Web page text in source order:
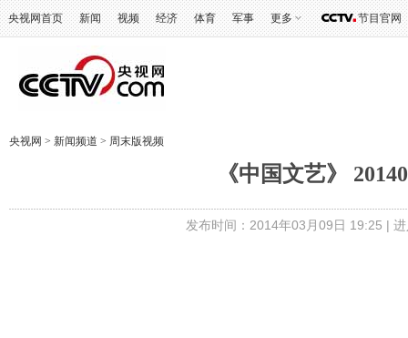
央视网首页 新闻 视频 经济 体育 军事 更多 节目官网
央视网 > 新闻频道 > 周末版视频
《中国文艺》
发布时间：2014年03月09日 19:25 |